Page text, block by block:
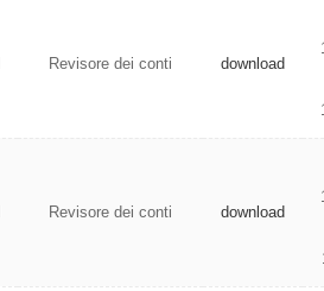
Revisore dei conti download
Revisore dei conti download